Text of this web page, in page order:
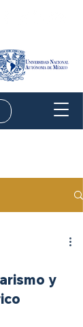
y